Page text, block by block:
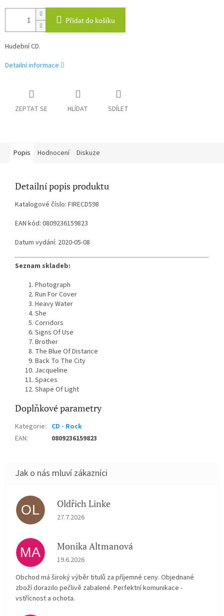
Přidat do košíku
Hudební CD.
Detailní informace
ZEPTAT SE HLÍDAT SDÍLET
Popis Hodnocení Diskuze
Detailní popis produktu
Katalogové číslo: FIRECD598
EAN kód: 0809236159823
Datum vydání: 2020-05-08
Seznam skladeb:
Photograph
Run For Cover
Heavy Water
She
Corridors
Signs Of Use
Brother
The Blue Of Distance
Back To The City
Jacqueline
Spaces
Shape Of Light
Doplňkové parametry
Kategorie: CD - Rock
EAN: 0809236159823
OL Oldřich Linke
Hodnocení obchodu je 5 z 5 hvězdiček.
27.7.2026
MA Monika Altmanová
Hodnocení obchodu je 5 z 5 hvězdiček.
19.6.2026
Obchod má široký výběr titulů za příjemné ceny. Objednané
zboží dorazilo pečlivě zabalené. Perfektní komunikace -
vstřícnost a ochota.